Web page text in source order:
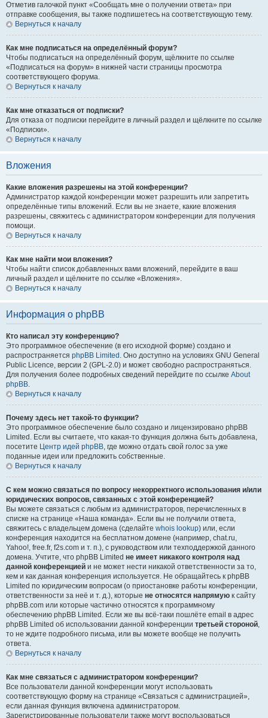
Отметив галочкой пункт «Сообщать мне о получении ответа» при
отправке сообщения, вы также подпишетесь на соответствующую тему.
Вернуться к началу
Как мне подписаться на определённый форум?
Чтобы подписаться на определённый форум, щёлкните по ссылке
«Подписаться на форум» в нижней части страницы просмотра
соответствующего форума.
Вернуться к началу
Как мне отказаться от подписки?
Для отказа от подписки перейдите в личный раздел и щёлкните по ссылке
«Подписки».
Вернуться к началу
Вложения
Какие вложения разрешены на этой конференции?
Администратор каждой конференции может разрешить или запретить
определённые типы вложений. Если вы не знаете, какие вложения
разрешены, свяжитесь с администратором конференции для получения
помощи.
Вернуться к началу
Как мне найти мои вложения?
Чтобы найти список добавленных вами вложений, перейдите в ваш
личный раздел и щёлкните по ссылке «Вложения».
Вернуться к началу
Информация о phpBB
Кто написал эту конференцию?
Это программное обеспечение (в его исходной форме) создано и
распространяется phpBB Limited . Оно доступно на условиях GNU General
Public Licence, версии 2 (GPL-2.0) и может свободно распространяться.
Для получения более подробных сведений перейдите по ссылке About
phpBB.
Вернуться к началу
Почему здесь нет такой-то функции?
Это программное обеспечение было создано и лицензировано phpBB
Limited. Если вы считаете, что какая-то функция должна быть добавлена,
посетите Центр идей phpBB, где можно отдать свой голос за уже
поданные идеи или предложить собственные.
Вернуться к началу
С кем можно связаться по вопросу некорректного использования и/или
юридических вопросов, связанных с этой конференцией?
Вы можете связаться с любым из администраторов, перечисленных в
списке на странице «Наша команда». Если вы не получили ответа,
свяжитесь с владельцем домена (сделайте whois lookup) или, если
конференция находится на бесплатном домене (например, chat.ru,
Yahoo!, free.fr, f2s.com и т. п.), с руководством или техподдержкой данного
домена. Учтите, что phpBB Limited не имеет никакого контроля над
данной конференцией и не может нести никакой ответственности за то,
кем и как данная конференция используется. Не обращайтесь к phpBB
Limited по юридическим вопросам (о приостановке работы конференции,
ответственности за неё и т. д.), которые не относятся напрямую к сайту
phpBB.com или которые частично относятся к программному
обеспечению phpBB Limited. Если же вы всё-таки пошлёте email в адрес
phpBB Limited об использовании данной конференции третьей стороной,
то не ждите подробного письма, или вы можете вообще не получить
ответа.
Вернуться к началу
Как мне связаться с администратором конференции?
Все пользователи данной конференции могут использовать
соответствующую форму на странице «Связаться с администрацией»,
если данная функция включена администратором.
Зарегистрированные пользователи также могут воспользоваться